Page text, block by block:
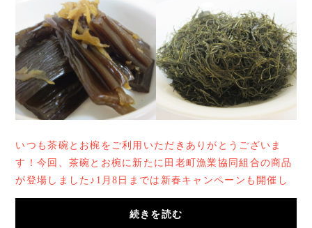
いつも茶碗とお椀をご利用いただきありがとうございま
す！今回、茶碗とお椀に新たに田老町漁業協同組合の商品
が登場しました♪1月8日までは新春キャンペーンも開催し
て3000円以上のご購入で送料も無料になります！...
続きを読む